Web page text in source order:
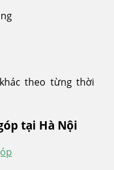
theo từng thời
tại Hà Nội